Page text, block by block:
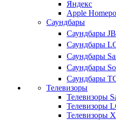
Яндекс
Apple
Саундбары
Саундбары
Саундбары
Саундбары
Саундбары
Саундбары
Телевизоры
Телевизоры
Телевизоры
Телевизоры